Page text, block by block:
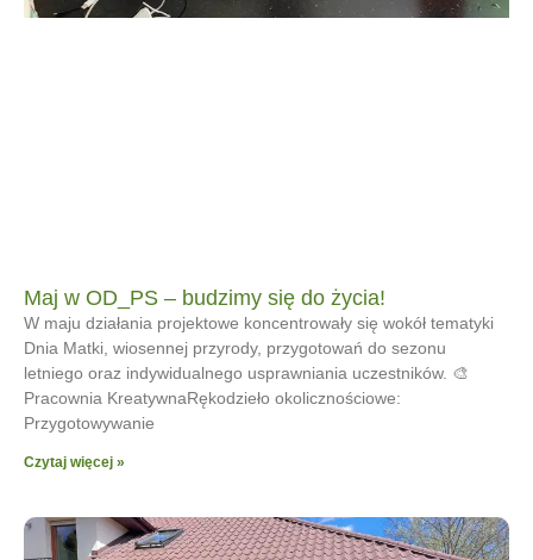
Maj w OD_PS – budzimy się do życia!
W maju działania projektowe koncentrowały się wokół tematyki
Dnia Matki, wiosennej przyrody, przygotowań do sezonu
letniego oraz indywidualnego usprawniania uczestników. 🎨
Pracownia KreatywnaRękodzieło okolicznościowe:
Przygotowywanie
Czytaj więcej »